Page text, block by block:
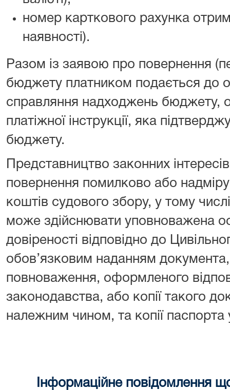
номер карткового рахунка
наявності).
Разом із заявою про повернення
бюджету платником подається до
справляння надходжень бюджету,
платіжної інструкції, яка
бюджету.
Представництво законних
повернення помилково або
коштів судового збору, у тому
може здійснювати уповноважена
довіреності відповідно до
обов’язковим наданням документа,
повноваження, оформленого
законодавства, або копії такого
належним чином, та копії
Інформаційне повідомлення